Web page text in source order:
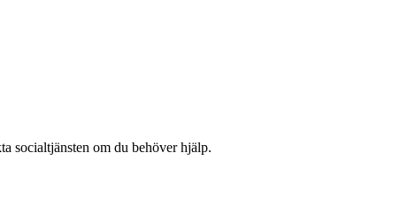
socialtjänsten om du behöver hjälp.